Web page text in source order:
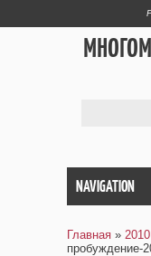
NAVIGATION
Главная » 2010
пробуждение-